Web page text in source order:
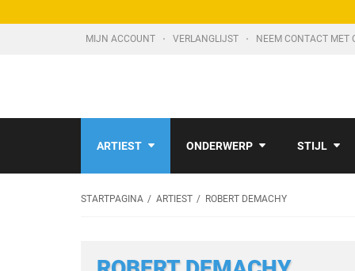
MIJN ACCOUNT VERLANGLIJST NEEM CONTACT MET
ARTIEST ONDERWERP STIJL
STARTPAGINA ARTIEST ROBERT DEMACHY